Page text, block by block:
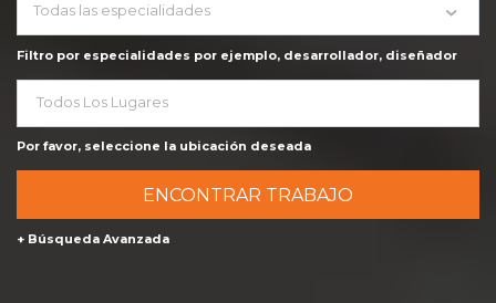
Todas las especialidades
Filtro por especialidades por ejemplo, desarrollador, diseñador
Todos Los Lugares
Por favor, seleccione la ubicación deseada
+ Búsqueda Avanzada